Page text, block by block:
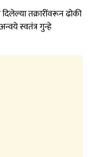
दिलेल्या तक्रारींवरून ढोकी
स्वतंत्र गुन्हे